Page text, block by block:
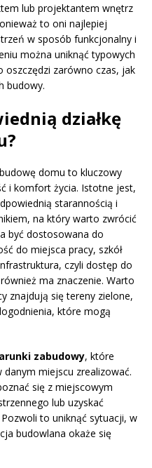
lub projektantem wnętrz
to oni najlepiej
w sposób funkcjonalny i
można uniknąć typowych
zarówno czas, jak
budowy.
działkę
domu to kluczowy
i komfort życia. Istotne jest,
starannością i
na który warto zwrócić
być dostosowana do
do miejsca pracy, szkół
czyli dostęp do
ma znaczenie. Warto
znajdują się tereny zielone,
które mogą
zabudowy, które
miejscu zrealizować.
się z miejscowym
lub uzyskać
to uniknąć sytuacji, w
budowlana okaże się